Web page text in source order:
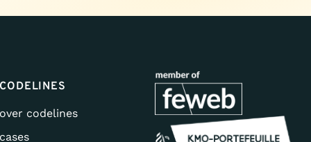
CODELINES
over codelines
cases